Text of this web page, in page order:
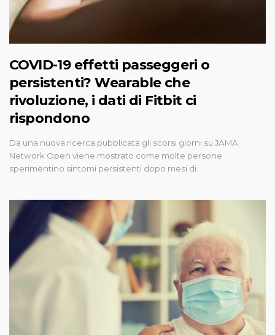
COVID-19 effetti passeggeri o
persistenti? Wearable che
rivoluzione, i dati di Fitbit ci
rispondono
Da una nuova ricerca pubblicata gli scorsi giorni su JAMA
Network Open viene mostrato come molte persone
sperimentino sintomi persistenti dopo mesi di …